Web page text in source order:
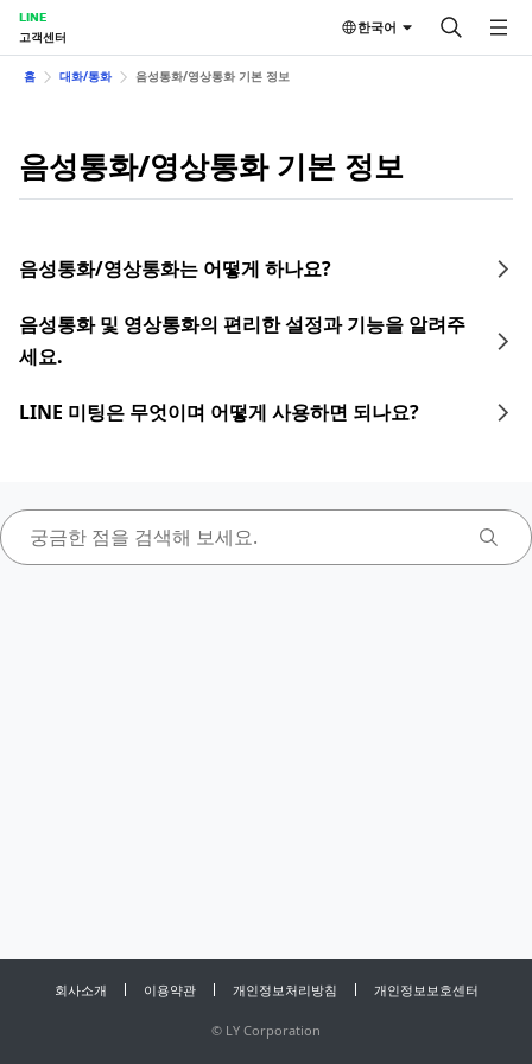
LINE
고객센터
한국어
홈 대화/통화 음성통화/영상통화 기본 정보
음성통화/영상통화 기본 정보
음성통화/영상통화는 어떻게 하나요?
음성통화 및 영상통화의 편리한 설정과 기능을 알려주
세요.
LINE 미팅은 무엇이며 어떻게 사용하면 되나요?
회사소개 이용약관 개인정보처리방침 개인정보보호센터
© LY Corporation